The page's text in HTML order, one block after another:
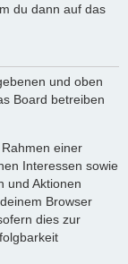
du dann auf das
und oben
Board betreiben
einer
Interessen sowie
und Aktionen
Browser
dies zur